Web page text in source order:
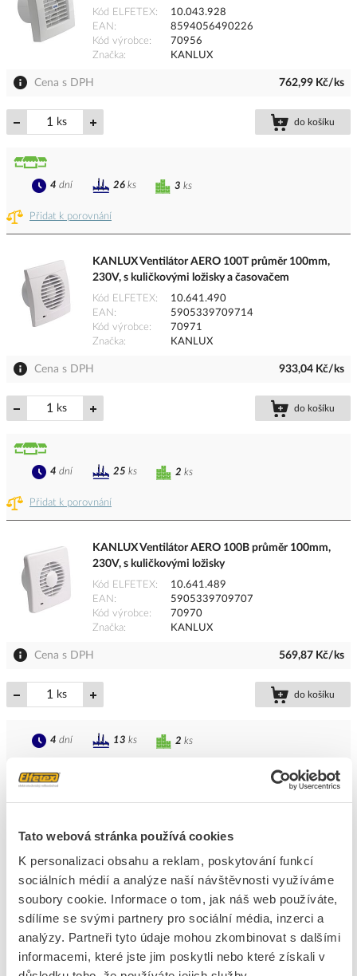
Tato webová stránka používá cookies
K personalizaci obsahu a reklam, poskytování funkcí
sociálních médií a analýze naší návštěvnosti využíváme
soubory cookie. Informace o tom, jak náš web používáte,
sdílíme se svými partnery pro sociální média, inzerci a
analýzy. Partneři tyto údaje mohou zkombinovat s dalšími
informacemi, které jste jim poskytli nebo které získali v
Kód ELFETEX
10.043.928
EAN
8594056490226
Kód výrobce
70956
Značka
KANLUX
Cena s DPH 762,99 Kč/ks
ks do košíku
Přidat k porovnání
3 ks
4 dní 26 ks
KANLUX Ventilátor AERO 100T průměr 100mm,
230V, s kuličkovými ložisky a časovačem
Kód ELFETEX
10.641.490
EAN
5905339709714
Kód výrobce
70971
Značka
KANLUX
Cena s DPH 933,04 Kč/ks
ks do košíku
Přidat k porovnání
2 ks
4 dní 25 ks
KANLUX Ventilátor AERO 100B průměr 100mm,
230V, s kuličkovými ložisky
Kód ELFETEX
10.641.489
EAN
5905339709707
Kód výrobce
70970
Značka
KANLUX
Cena s DPH 569,87 Kč/ks
ks do košíku
Přidat k porovnání
2 ks
4 dní 13 ks
120mm, 230V, s tahovým vypínačem a vidlicí
EAN
8594056490066
Kód výrobce
70915
Značka
KANLUX
Cena s DPH 578,54 Kč/ks
ks do košíku